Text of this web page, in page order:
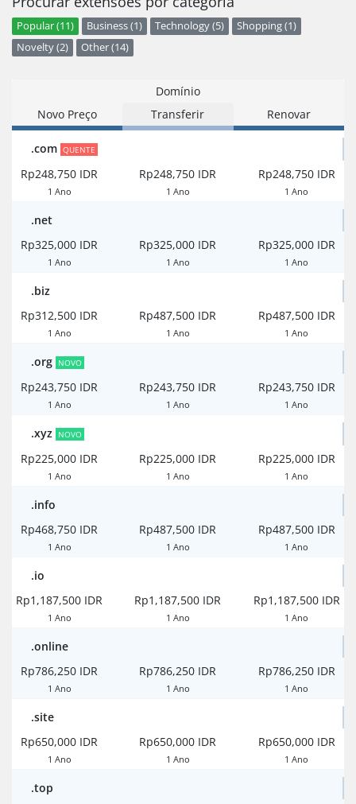
Popular (11) Business (1) Technology (5)
Shopping (1)
Novelty (2)
Other (14)
Domínio
Novo Preço
Transferir Renovar
.com QUENTE
Rp248,750 IDR
1 Ano
Rp248,750 IDR
1 Ano
Rp248,750 IDR
1 Ano
.net
Rp325,000 IDR
1 Ano
Rp325,000 IDR
1 Ano
Rp325,000 IDR
1 Ano
.biz
Rp312,500 IDR
1 Ano
Rp487,500 IDR
1 Ano
Rp487,500 IDR
1 Ano
.org NOVO
Rp243,750 IDR
1 Ano
Rp243,750 IDR
1 Ano
Rp243,750 IDR
1 Ano
.xyz NOVO
Rp225,000 IDR
1 Ano
Rp225,000 IDR
1 Ano
Rp225,000 IDR
1 Ano
.info
Rp468,750 IDR
1 Ano
Rp487,500 IDR
1 Ano
Rp487,500 IDR
1 Ano
.io
Rp1,187,500 IDR
1 Ano
Rp1,187,500 IDR
1 Ano
Rp1,187,500 IDR
1 Ano
.online
Rp786,250 IDR
1 Ano
Rp786,250 IDR
1 Ano
Rp786,250 IDR
1 Ano
.site
Rp650,000 IDR
1 Ano
Rp650,000 IDR
1 Ano
Rp650,000 IDR
1 Ano
.top